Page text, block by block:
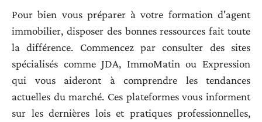
Pour bien vous préparer à votre formation d'agent
immobilier, disposer des bonnes ressources fait toute
la différence. Commencez par consulter des sites
spécialisés comme JDA, ImmoMatin ou Expression
qui vous aideront à comprendre les tendances
actuelles du marché. Ces plateformes vous informent
sur les dernières lois et pratiques professionnelles,